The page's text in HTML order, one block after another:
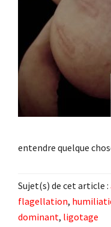
entendre quelque
Sujet(s) de cet article :
flagellation,
dominant, ligotage